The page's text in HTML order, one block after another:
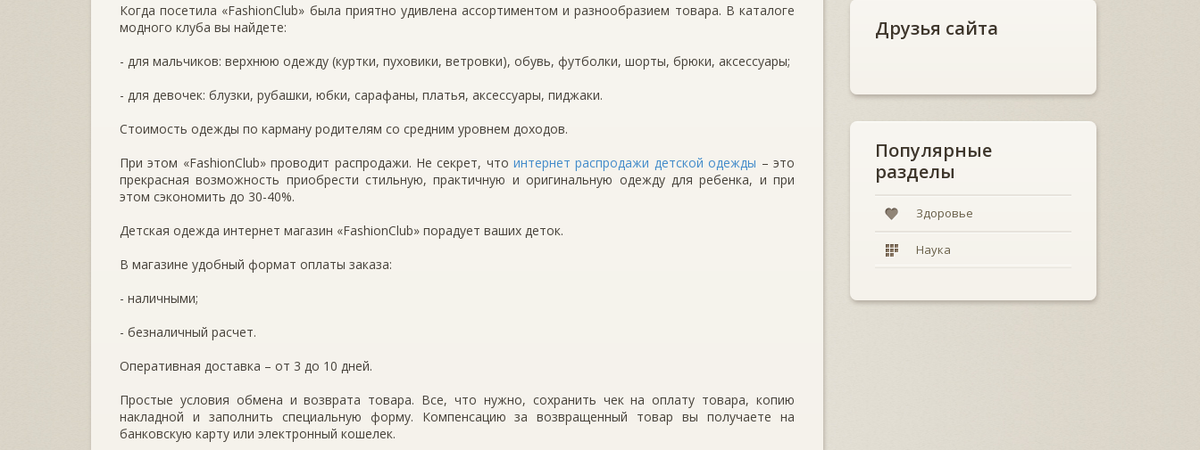
Когда посетила «FashionClub» была приятно удивлена ассортиментом и разнообразием товара. В каталоге
модного клуба вы найдете:
- для мальчиков: верхнюю одежду (куртки, пуховики, ветровки), обувь, футболки, шорты, брюки, аксессуары;
- для девочек: блузки, рубашки, юбки, сарафаны, платья, аксессуары, пиджаки.
Стоимость одежды по карману родителям со средним уровнем доходов.
При этом «FashionClub» проводит распродажи. Не секрет, чтоинтернет распродажи детской одежды – это
прекрасная возможность приобрести стильную, практичную и оригинальную одежду для ребенка, и при
этом сэкономить до 30-40%.
Детская одежда интернет магазин «FashionClub» порадует ваших деток.
В магазине удобный формат оплаты заказа:
- наличными;
- безналичный расчет.
Оперативная доставка – от 3 до 10 дней.
Простые условия обмена и возврата товара. Все, что нужно, сохранить чек на оплату товара, копию
накладной и заполнить специальную форму. Компенсацию за возвращенный товар вы получаете на
банковскую карту или электронный кошелек.
Друзья сайта
Популярные
разделы
Здоровье
Наука